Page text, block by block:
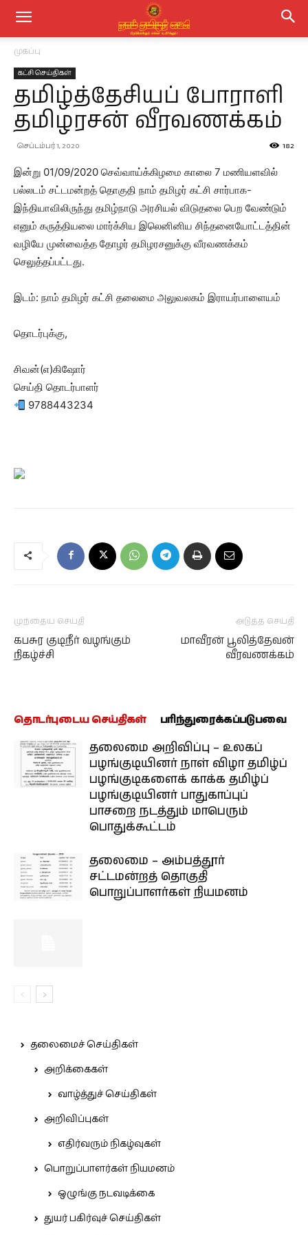
முகப்பு
கட்சி செய்திகள்
தமிழ்த்தேசியப் போராளி
தமிழரசன் வீரவணக்கம்
செப்டம்பர் 1, 2020 182
இன்று 01/09/2020 செவ்வாய்க்கிழமை காலை 7 மணியளவில்
பல்லடம் சட்டமன்றத் தொகுதி நாம் தமிழர் கட்சி சார்பாக-
இந்தியாவிலிருந்து தமிழ்நாடு அரசியல் விடுதலை பெற வேண்டும்
எனும் கருத்தியலை மார்க்சிய இலெனினிய சிந்தனையோட்டத்தின்
வழியே முன்வைத்த தோழர் தமிழரசனுக்கு வீரவணக்கம்
செலுத்தப்பட்டது.
இடம்: நாம் தமிழர் கட்சி தலைமை அலுவலகம் இராயர்பாளையம்
தொடர்புக்கு,
சிவன்(எ)கிஷோர்
செய்தி தொடர்பாளர்
9788443234
முந்தைய செய்தி
கபசுர குடிநீர் வழங்கும்
நிகழ்ச்சி
அடுத்த செய்தி
மாவீரன் பூலித்தேவன்
வீரவணக்கம்
தொடர்புடைய செய்திகள் பரிந்துரைக்கப்படுபவை
தலைமை அறிவிப்பு – உலகப்
பழங்குடியினர் நாள் விழா தமிழ்ப்
பழங்குடிகளைக் காக்க தமிழ்ப்
பழங்குடியினர் பாதுகாப்புப்
பாசறை நடத்தும் மாபெரும்
பொதுக்கூட்டம்
தலைமை – அம்பத்தூர்
சட்டமன்றத் தொகுதி
பொறுப்பாளர்கள் நியமனம்
தலைமைச் செய்திகள்
அறிக்கைகள்
வாழ்த்துச் செய்திகள்
அறிவிப்புகள்
எதிர்வரும் நிகழ்வுகள்
பொறுப்பாளர்கள் நியமனம்
ஒழுங்கு நடவடிக்கை
துயர் பகிர்வுச் செய்திகள்